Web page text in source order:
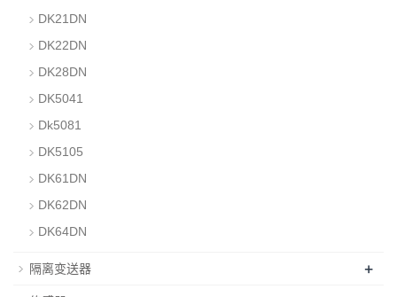
DK21DN
DK22DN
DK28DN
DK5041
Dk5081
DK5105
DK61DN
DK62DN
DK64DN
隔离变送器 +